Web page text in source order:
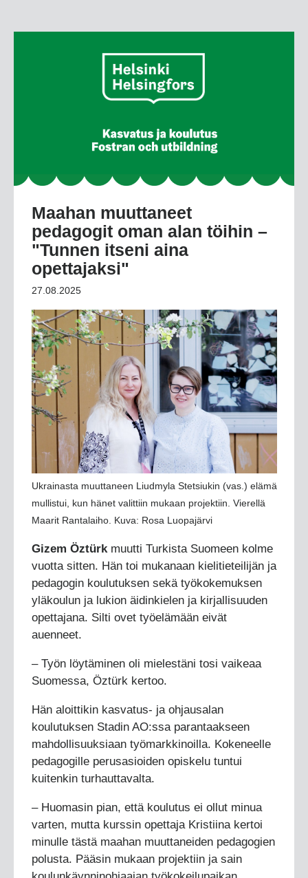
Maahan muuttaneet
pedagogit oman alan töihin –
"Tunnen itseni aina
opettajaksi"
27.08.2025
Ukrainasta muuttaneen Liudmyla Stetsiukin (vas.) elämä
mullistui, kun hänet valittiin mukaan projektiin. Vierellä
Maarit Rantalaiho. Kuva: Rosa Luopajärvi
Gizem Öztürkmuutti Turkista Suomeen kolme
vuotta sitten. Hän toi mukanaan kielitieteilijän ja
pedagogin koulutuksen sekä työkokemuksen
yläkoulun ja lukion äidinkielen ja kirjallisuuden
opettajana. Silti ovet työelämään eivät
auenneet.
– Työn löytäminen oli mielestäni tosi vaikeaa
Suomessa, Öztürk kertoo.
Hän aloittikin kasvatus- ja ohjausalan
koulutuksen Stadin AO:ssa parantaakseen
mahdollisuuksiaan työmarkkinoilla. Kokeneelle
pedagogille perusasioiden opiskelu tuntui
kuitenkin turhauttavalta.
– Huomasin pian, että koulutus ei ollut minua
varten, mutta kurssin opettaja Kristiina kertoi
minulle tästä maahan muuttaneiden pedagogien
polusta. Pääsin mukaan projektiin ja sain